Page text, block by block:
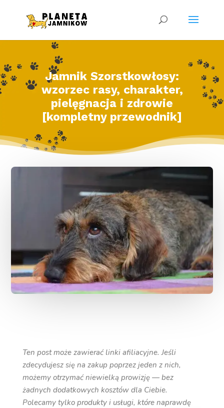
Jamnik Szorstkowłosy:
wzorzec rasy, charakter,
pielęgnacja i zdrowie
[kompletny przewodnik]
Ten post może zawierać linki afiliacyjne. Jeśli
zdecydujesz się na zakup poprzez jeden z nich,
możemy otrzymać niewielką prowizję — bez
żadnych dodatkowych kosztów dla Ciebie.
Polecamy tylko produkty i usługi, które naprawdę